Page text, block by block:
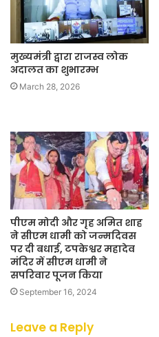
मुख्यमंत्री द्वारा राजस्व लोक
अदालत का शुभारम्भ
March 28, 2026
पीएम मोदी और गृह अमित शाह
ने सीएम धामी को जन्मदिवस
पर दी बधाई, टपकेश्वर महादेव
मंदिर में सीएम धामी ने
सपरिवार पूजन किया
September 16, 2024
Leave a Reply